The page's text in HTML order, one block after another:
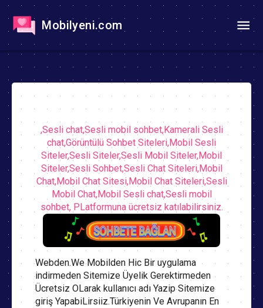
Mobilyeni.com
,Sesli chat,Sesli mobil sohbet,Kamerali Sesli
chat,Görüntülü Sohbet Siteleri,Mobil Sesli
Siteler,Sesli Siteler,Sesli Mobil Siteler,Mobil
Siteler,Sesli Sohbet,Sesli Chat Siteleri,Mobil
Chat,Mobil Chat Sitesi,Mobil Chat Siteleri,Sesli
Mobil Chat,Mobil Sesli chat,Sesli mobil
sohbet, PLatformuna ücretsiz katılabilirsiniz.
Webden.We Mobilden Hic Bir uygulama
indirmeden Sitemize Üyelik Gerektirmeden
Ücretsiz OLarak kullanıcı adı Yazip Sitemize
giriş YapabiLirsiiz.Türkiyenin Ve Avrupanın En